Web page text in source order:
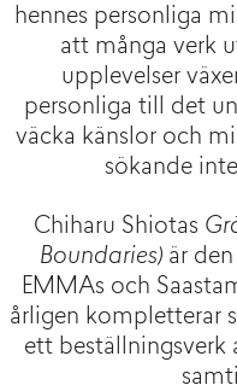
hennes personliga
att många verk
upplevelser
personliga till det
väcka känslor och
sökande
Chiharu Shiotas
Boundaries)är den
EMMAs och
årligen kompletterar
ett beställningsverk